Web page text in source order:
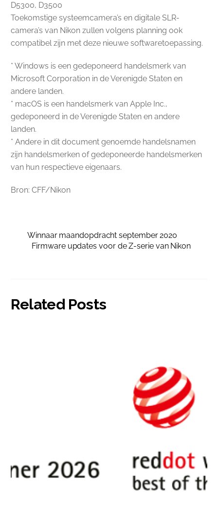
D5300, D3500
Toekomstige systeemcamera’s en digitale SLR-
camera’s van Nikon zullen volgens planning ook
compatibel zijn met deze nieuwe softwaretoepassing.
* Windows is een gedeponeerd handelsmerk van
Microsoft Corporation in de Verenigde Staten en
andere landen.
* macOS is een handelsmerk van Apple Inc.,
gedeponeerd in de Verenigde Staten en andere
landen.
* Andere in dit document genoemde handelsnamen
zijn handelsmerken of gedeponeerde handelsmerken
van hun respectieve eigenaars.
Bron: CFF/Nikon
Winnaar maandopdracht september 2020
Firmware updates voor de Z-serie van Nikon
Related Posts